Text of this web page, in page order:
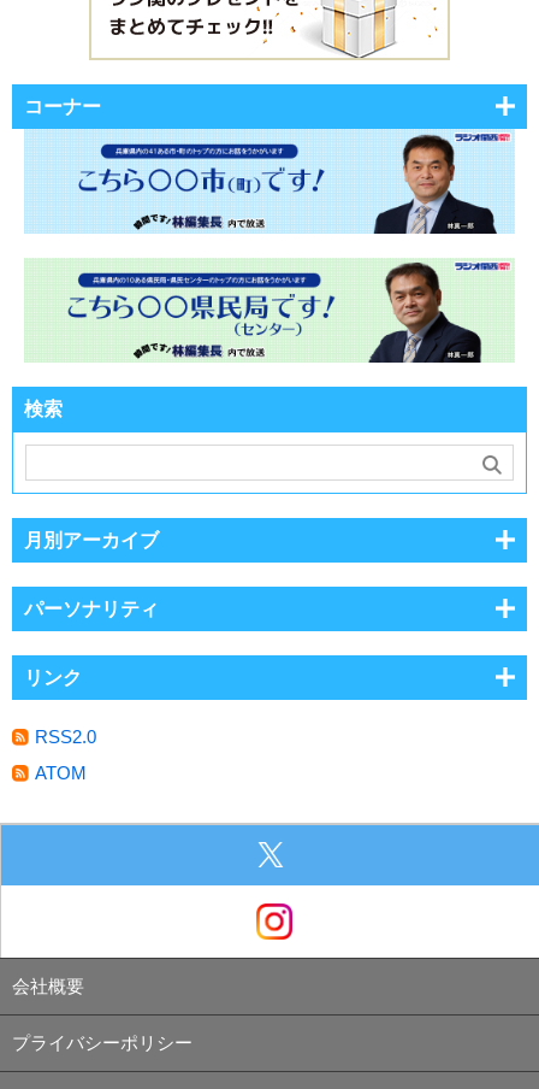
コーナー
検索
月別アーカイブ
パーソナリティ
リンク
RSS2.0
ATOM
会社概要
プライバシーポリシー